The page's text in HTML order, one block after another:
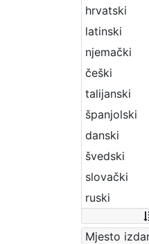
hrvatski
latinski
njemački
češki
talijanski
španjolski
danski
švedski
slovački
ruski
Mjesto